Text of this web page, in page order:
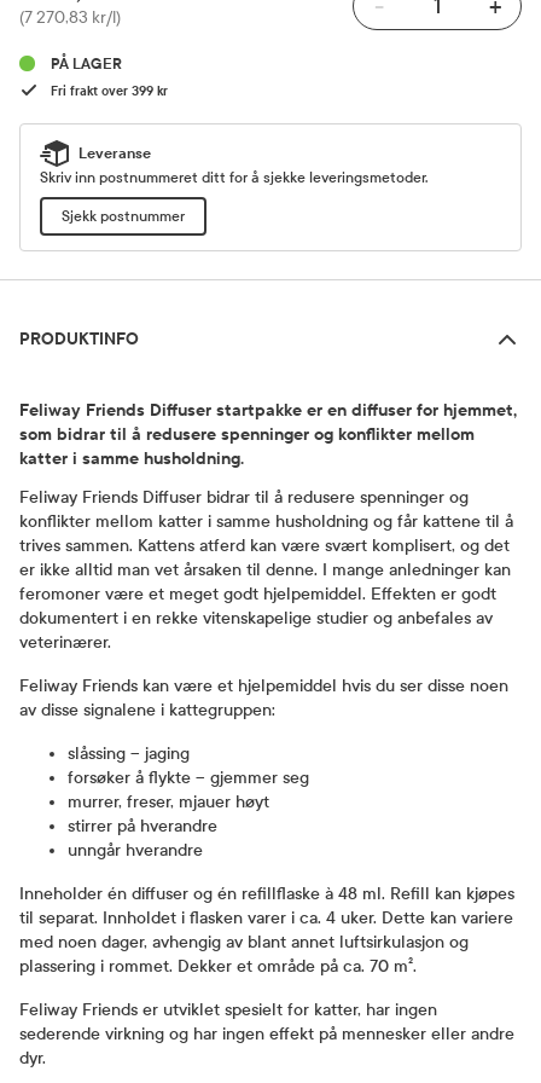
Pris
(7 270,83 kr/l) - +
PÅ LAGER
Fri frakt over 399 kr
Leveranse
Skriv inn postnummeret ditt for å sjekke leveringsmetoder.
Sjekk postnummer
PRODUKTINFO
Feliway Friends Diffuser startpakke er en diffuser for hjemmet,
som bidrar til å redusere spenninger og konflikter mellom
katter i samme husholdning.
Feliway Friends Diffuser bidrar til å redusere spenninger og
konflikter mellom katter i samme husholdning og får kattene til å
trives sammen. Kattens atferd kan være svært komplisert, og det
er ikke alltid man vet årsaken til denne. I mange anledninger kan
feromoner være et meget godt hjelpemiddel. Effekten er godt
dokumentert i en rekke vitenskapelige studier og anbefales av
veterinærer.
Feliway Friends kan være et hjelpemiddel hvis du ser disse noen
av disse signalene i kattegruppen:
slåssing – jaging
forsøker å flykte – gjemmer seg
murrer, freser, mjauer høyt
stirrer på hverandre
unngår hverandre
Inneholder én diffuser og én refillflaske à 48 ml. Refill kan kjøpes
til separat. Innholdet i flasken varer i ca. 4 uker. Dette kan variere
med noen dager, avhengig av blant annet luftsirkulasjon og
plassering i rommet. Dekker et område på ca. 70 m².
Feliway Friends er utviklet spesielt for katter, har ingen
sederende virkning og har ingen effekt på mennesker eller andre
dyr.